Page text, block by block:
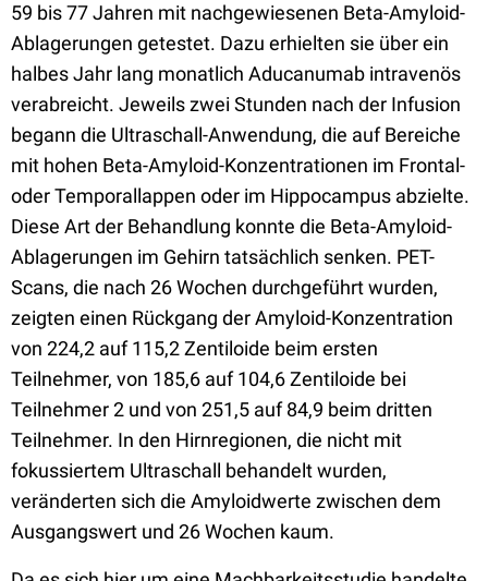
59 bis 77 Jahren mit nachgewiesenen Beta-Amyloid-
Ablagerungen getestet. Dazu erhielten sie über ein
halbes Jahr lang monatlich Aducanumab intravenös
verabreicht. Jeweils zwei Stunden nach der Infusion
begann die Ultraschall-Anwendung, die auf Bereiche
mit hohen Beta-Amyloid-Konzentrationen im Frontal-
oder Temporallappen oder im Hippocampus abzielte.
Diese Art der Behandlung konnte die Beta-Amyloid-
Ablagerungen im Gehirn tatsächlich senken. PET-
Scans, die nach 26 Wochen durchgeführt wurden,
zeigten einen Rückgang der Amyloid-Konzentration
von 224,2 auf 115,2 Zentiloide beim ersten
Teilnehmer, von 185,6 auf 104,6 Zentiloide bei
Teilnehmer 2 und von 251,5 auf 84,9 beim dritten
Teilnehmer. In den Hirnregionen, die nicht mit
fokussiertem Ultraschall behandelt wurden,
veränderten sich die Amyloidwerte zwischen dem
Ausgangswert und 26 Wochen kaum.